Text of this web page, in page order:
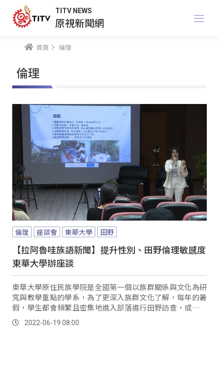
TITV NEWS
原視新聞網
首頁 倫理
倫理
倫理 座談會 東華大學 田野
【拉阿魯哇族語新聞】提升性別、田野倫理敏感度
東華大學辦座談
東華大學原住民族學院是全國第一個以族群關係與文化為研
究與教學重點的學系，為了更深入族群文化了解，每年的暑
假，學生都會頻繁且密集地進入部落進行田野訪查，或是進
行社區參與活動，但從去年底開始，卻陸續爆發違...。
2022-06-19 08:00